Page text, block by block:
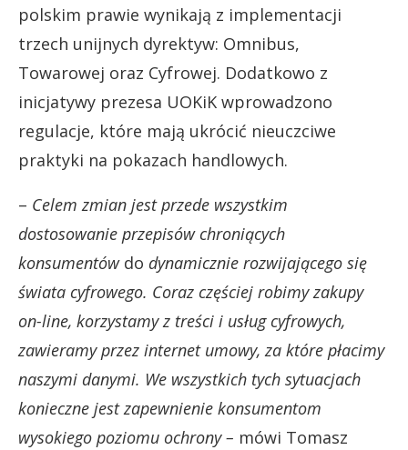
polskim prawie wynikają z implementacji
trzech unijnych dyrektyw: Omnibus,
Towarowej oraz Cyfrowej. Dodatkowo z
inicjatywy prezesa UOKiK wprowadzono
regulacje, które mają ukrócić nieuczciwe
praktyki na pokazach handlowych.
– Celem zmian jest przede wszystkim
dostosowanie przepisów chroniących
konsumentówdo dynamicznie rozwijającego się
świata cyfrowego. Coraz częściej robimy zakupy
on-line, korzystamy z treści i usług cyfrowych,
zawieramy przez internet umowy, za które płacimy
naszymi danymi. We wszystkich tych sytuacjach
konieczne jest zapewnienie konsumentom
wysokiego poziomu ochrony – mówi Tomasz